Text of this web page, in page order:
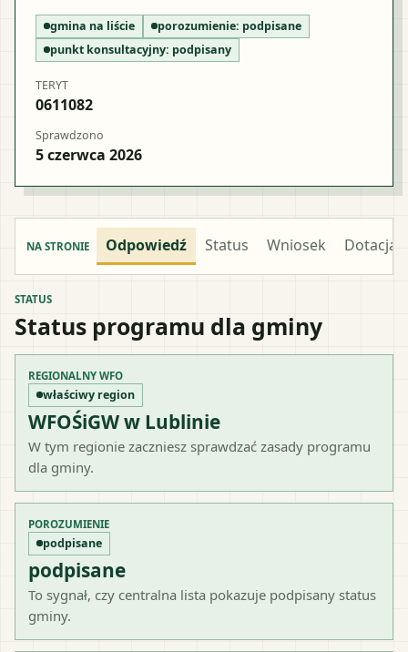
gmina na liście porozumienie: podpisane
punkt konsultacyjny: podpisany
TERYT
0611082
Sprawdzono
5 czerwca 2026
NA STRONIE Odpowiedź Status Wniosek Dotacja
STATUS
Status programu dla gminy
REGIONALNY WFO
właściwy region
WFOŚiGW w Lublinie
W tym regionie zaczniesz sprawdzać zasady programu
dla gminy.
POROZUMIENIE
podpisane
podpisane
To sygnał, czy centralna lista pokazuje podpisany status
gminy.